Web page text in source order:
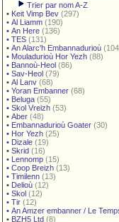
Trier par nom A-Z
• Keit Vimp Bev (297)
• Al Liamm (190)
• An Here (136)
• TES (131)
• An Alarc'h Embannadurioù
• Mouladurioù Hor Yezh (88)
• Bannoù-Heol (86)
• Sav-Heol (79)
• Al Lanv (68)
• Yoran Embanner (68)
• Beluga (55)
• Skol Vreizh (53)
• Aber (48)
• Embannadurioù Goater (30)
• Hor Yezh (25)
• Dizale (19)
• Skrid (16)
• Lennomp (15)
• Coop Breizh (13)
• Timilenn (13)
• Delioù (12)
• Skol (12)
• Tir (12)
• An Amzer embanner / Le
• BZH5 Ltd (8)